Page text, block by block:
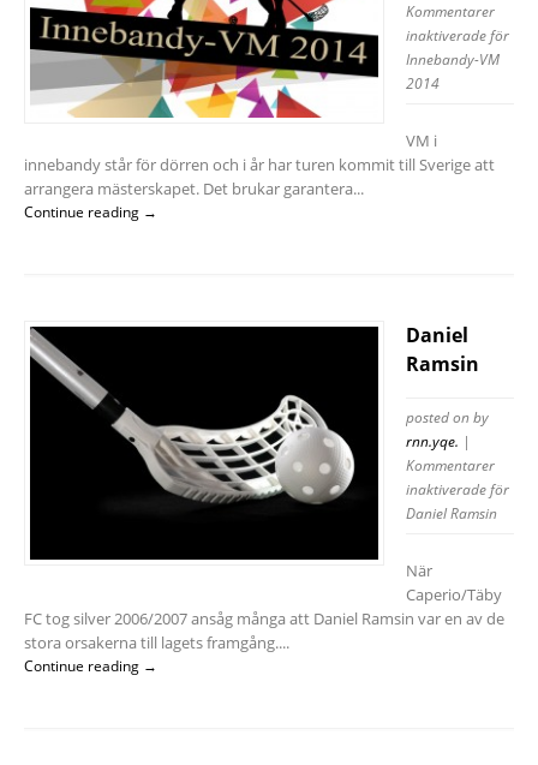
Kommentarer
inaktiveradeför
Innebandy-VM
2014
VM i
innebandy står för dörren och i år har turen kommit till Sverige att
arrangera mästerskapet. Det brukar garantera...
Continue reading →
Daniel
Ramsin
posted onby
rnn.yqe. |
Kommentarer
inaktiveradeför
Daniel Ramsin
När
Caperio/Täby
FC tog silver 2006/2007 ansåg många att Daniel Ramsin var en av de
stora orsakerna till lagets framgång....
Continue reading →